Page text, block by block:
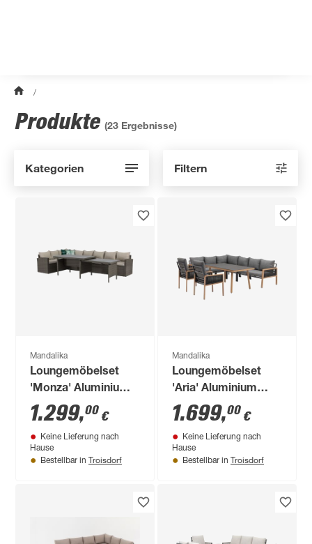
/
Produkte (23 Ergebnisse)
Kategorien Filtern
Mandalika
Loungemöbelset
'Monza' Aluminium
beige 5-teilig
1.299,00 €
Keine Lieferung nach
Hause
Bestellbar in Troisdorf
Mandalika
Loungemöbelset
'Aria' Aluminium
anthrazit 6-teilig
1.699,00 €
Keine Lieferung nach
Hause
Bestellbar in Troisdorf